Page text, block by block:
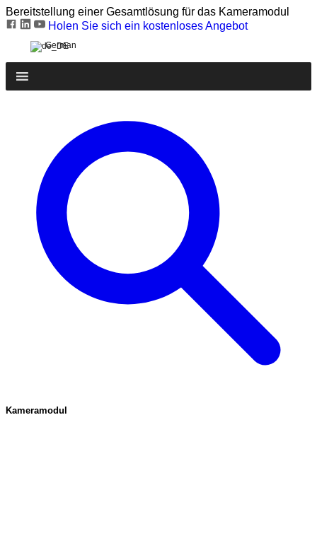
Bereitstellung einer Gesamtlösung für das Kameramodul
Holen Sie sich ein kostenloses Angebot
German
Kameramodul